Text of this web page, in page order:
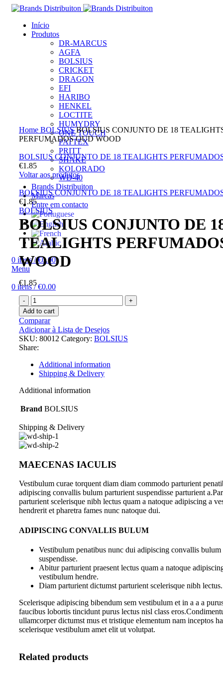
Início
Produtos
DR-MARCUS
AGFA
BOLSIUS
CRICKET
DRAGON
EFI
HARIBO
HENKEL
LOCTITE
HUMYDRY
ONE TOUCH
PATTEX
PRITT
SHAKE
KOLORADO
WD-40
Brands Distribuiton
Marcas
Entre em contacto
0 itens / €0.00
Menu
0 itens / €0.00
Clique para ampliar
Home BOLSIUSBOLSIUS CONJUNTO DE 18
PERFUMADOS OUD WOOD
BOLSIUS CONJUNTO DE 18 TEALIGHTS
€1.85
Voltar aos produtos
BOLSIUS CONJUNTO DE 18 TEALIGHTS
€1.85
BOLSIUS
BOLSIUS CONJUNTO DE
TEALIGHTS
WOOD
€1.85
BOLSIUS
CONJUNTO
DE
18
TEALIGHTS
PERFUMADOS
OUD
WOOD
quantity
Add to cart
Comparar
Adicionar à Lista de Desejos
SKU: 80012 Category: BOLSIUS
Share:
Additional information
Shipping & Delivery
Additional information
Brand BOLSIUS
Shipping & Delivery
MAECENAS IACULIS
Vestibulum curae torquent diam diam commodo parturient
adipiscing convallis bulum parturient suspendisse parturient
parturient scelerisque nibh lectus quam a natoque adipiscing a
hendrerit et pharetra fames nunc natoque dui.
ADIPISCING CONVALLIS BULUM
Vestibulum penatibus nunc dui adipiscing convallis bulum
suspendisse.
Abitur parturient praesent lectus quam a natoque
vestibulum hendre.
Diam parturient dictumst parturient scelerisque nibh lectus.
Scelerisque adipiscing bibendum sem vestibulum et in a a a
faucibus lobortis tincidunt purus lectus nisl class
ullamcorper dictumst mus et tristique elementum nam inceptos
scelerisque vestibulum amet elit ut volutpat.
Related products